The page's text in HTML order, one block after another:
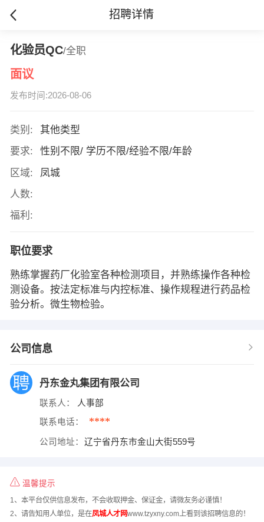
招聘详情
化验员QC/全职
面议
发布时间:2026-08-06
类别:
其他类型
要求:
性别不限/ 学历不限/经验不限/年龄
区域:
凤城
人数:
福利:
职位要求
熟练掌握药厂化验室各种检测项目，并熟练操作各种检
测设备。按法定标准与内控标准、操作规程进行药品检
验分析。微生物检验。
公司信息
丹东金丸集团有限公司
联系人： 人事部
联系电话： ****
公司地址： 辽宁省丹东市金山大街559号
温馨提示
1、本平台仅供信息发布，不会收取押金、保证金，请微友务必谨慎！
2、请告知用人单位，是在凤城人才网www.tzyxny.com上看到该招聘信息的！